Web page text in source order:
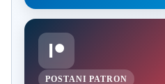
POSTANI PATRON